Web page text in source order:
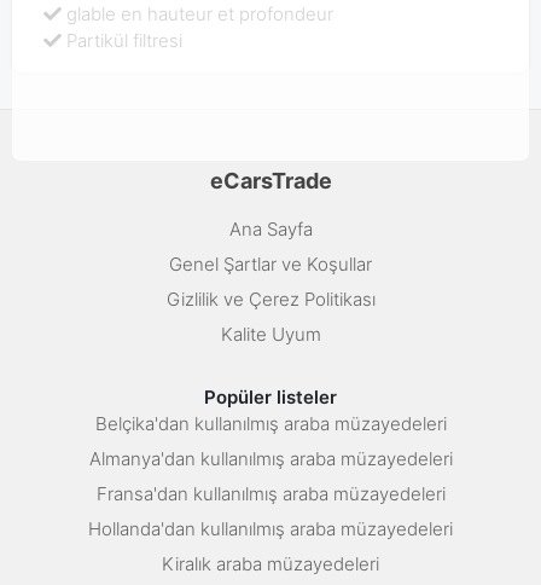
glable en hauteur et profondeur
Partikül filtresi
eCarsTrade
Ana Sayfa
Genel Şartlar ve Koşullar
Gizlilik ve Çerez Politikası
Kalite Uyum
Popüler listeler
Belçika'dan kullanılmış araba müzayedeleri
Almanya'dan kullanılmış araba müzayedeleri
Fransa'dan kullanılmış araba müzayedeleri
Hollanda'dan kullanılmış araba müzayedeleri
Kiralık araba müzayedeleri